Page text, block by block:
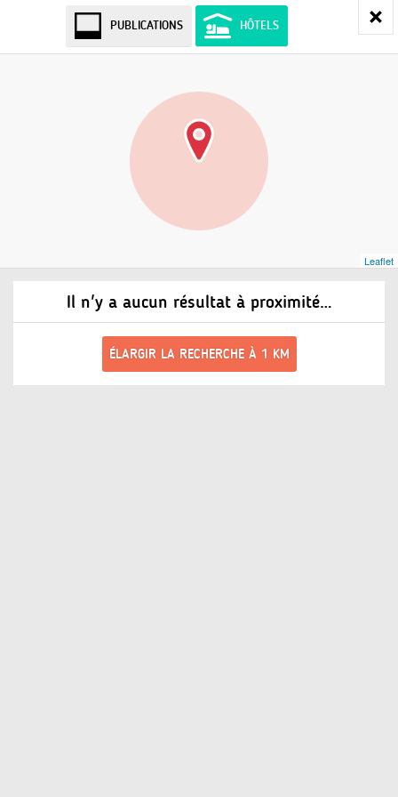
PUBLICATIONS HÔTELS
Il n'y a aucun résultat à proximité…
ÉLARGIR LA RECHERCHE À 1 KM
Leaflet